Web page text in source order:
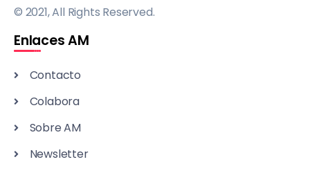
© 2021, All Rights Reserved.
Enlaces AM
Contacto
Colabora
Sobre AM
Newsletter